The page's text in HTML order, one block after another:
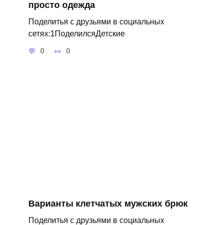
просто одежда
Поделитья с друзьями в социальных
сетях:1ПоделилсяДетские
0 0
Варианты клетчатых мужских брюк
Поделитья с друзьями в социальных